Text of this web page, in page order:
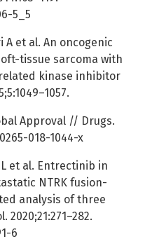
5_5
A et al. An oncogenic
tissue sarcoma with
kinase inhibitor
Approval // Drugs.
018-1044-x
L et al. Entrectinib in
NTRK fusion-
analysis of three
6